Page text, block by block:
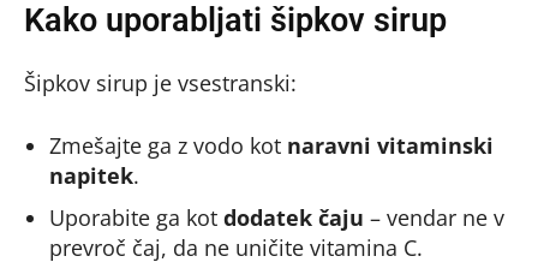
Kako uporabljati šipkov sirup
Šipkov sirup je vsestranski:
Zmešajte ga z vodo kot naravni vitaminski
napitek.
Uporabite ga kot dodatek čaju – vendar ne v
prevroč čaj, da ne uničite vitamina C.